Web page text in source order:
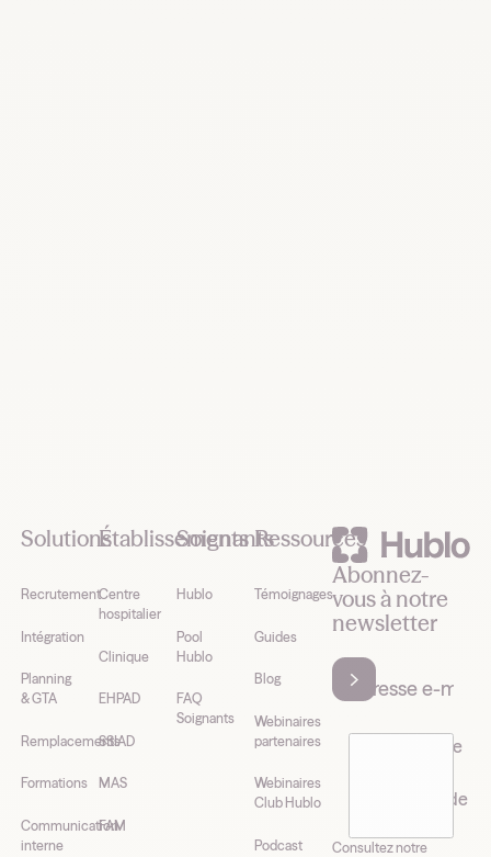
Solutions
Recrutement
Intégration
Planning
& GTA
Remplacements
Formations
Communication
interne
Établissements
Centre
hospitalier
Clinique
EHPAD
SSIAD
MAS
FAM
Soignants
Hublo
Pool
Hublo
FAQ
Soignants
Ressources
Témoignages
Guides
Blog
Webinaires
partenaires
Webinaires
Club Hublo
Podcast
Abonnez-
vous à notre
newsletter
J’accepte de
newsletter de
Consultez notre